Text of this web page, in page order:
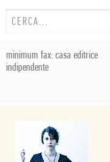
minimum fax: casa editrice
indipendente